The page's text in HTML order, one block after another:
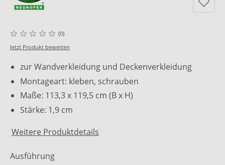
(0)
Jetzt Produkt bewerten
zur Wandverkleidung und Deckenverkleidung
Montageart: kleben, schrauben
Maße: 113,3 x 119,5 cm (B x H)
Stärke: 1,9 cm
Weitere Produktdetails
Ausführung